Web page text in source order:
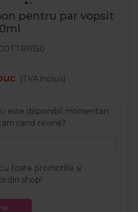
pentru par vopsit
(TVA inclus)
este disponibil momentan.
cand revine?
toate promotiile si
din shop!